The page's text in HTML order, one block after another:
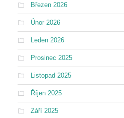
Březen 2026
Únor 2026
Leden 2026
Prosinec 2025
Listopad 2025
Říjen 2025
Září 2025